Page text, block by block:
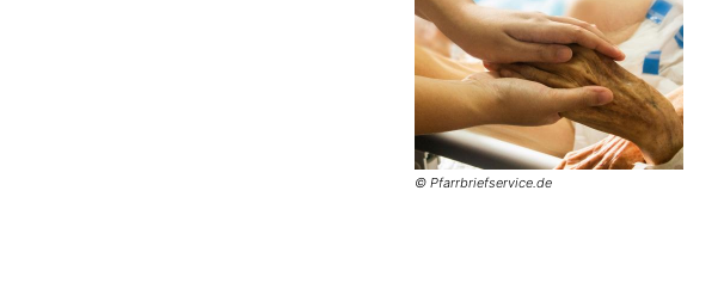
© Pfarrbriefservice.de